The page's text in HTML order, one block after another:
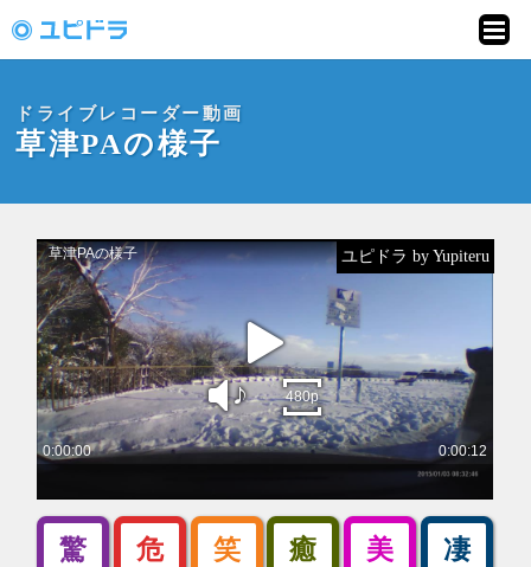
ピドラ」
ドライブレコーダー動画
草津PAの様子
ユピドラ by Yupiteru
驚 危 笑 癒 美 凄